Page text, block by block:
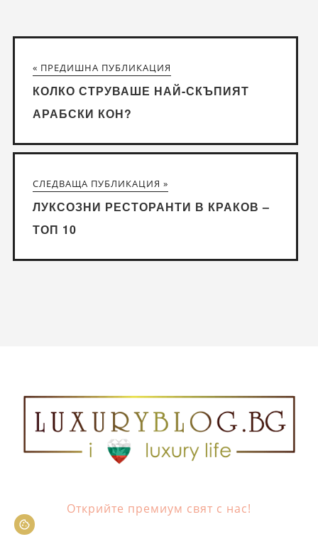
« ПРЕДИШНА ПУБЛИКАЦИЯ
КОЛКО СТРУВАШЕ НАЙ-СКЪПИЯТ
АРАБСКИ КОН?
СЛЕДВАЩА ПУБЛИКАЦИЯ »
ЛУКСОЗНИ РЕСТОРАНТИ В КРАКОВ –
ТОП 10
Открийте премиум свят с нас!